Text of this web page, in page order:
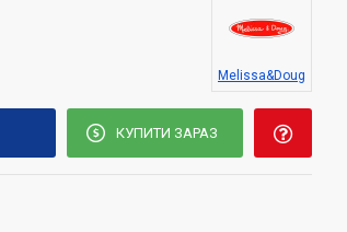
Melissa&Doug
КУПИТИ ЗАРАЗ